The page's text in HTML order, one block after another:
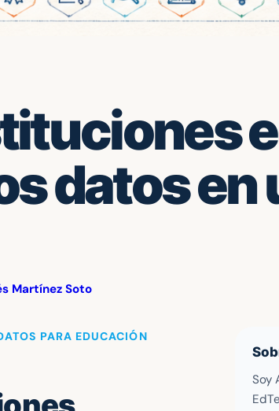
datos en
Martínez Soto
PARA EDUCACIÓN
Soy